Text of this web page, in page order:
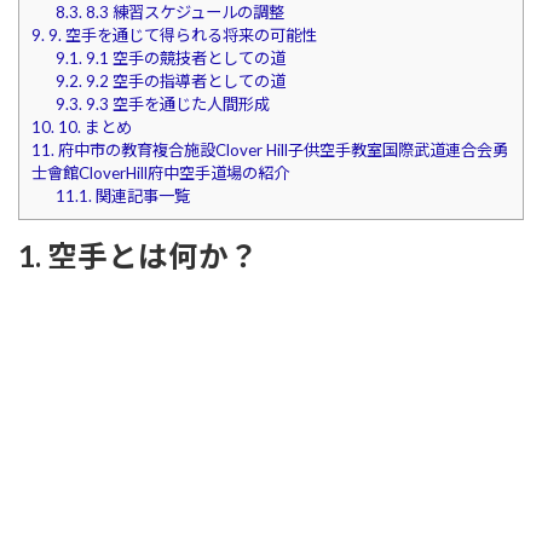
8.3. 8.3 練習スケジュールの調整
9. 9. 空手を通じて得られる将来の可能性
9.1. 9.1 空手の競技者としての道
9.2. 9.2 空手の指導者としての道
9.3. 9.3 空手を通じた人間形成
10. 10. まとめ
11. 府中市の教育複合施設Clover Hill子供空手教室国際武道連合会勇
士會館CloverHill府中空手道場の紹介
11.1. 関連記事一覧
1. 空手とは何か？